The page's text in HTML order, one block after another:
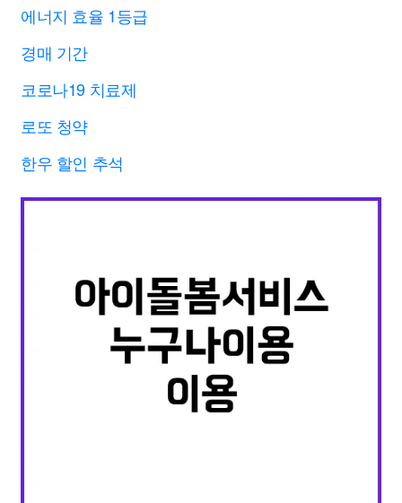
에너지 효율 1등급
경매 기간
코로나19 치료제
로또 청약
한우 할인 추석